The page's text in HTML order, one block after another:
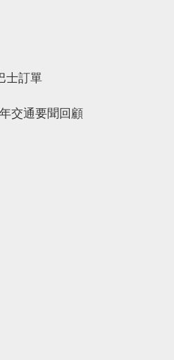
士訂單
交通要聞回顧